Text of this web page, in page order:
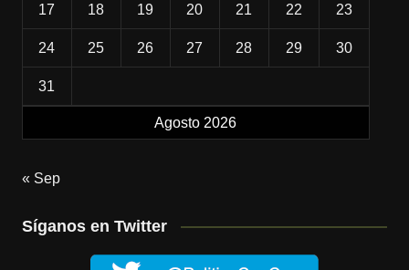
Agosto 2026
17 18 19 20 21 22 23
24 25 26 27 28 29 30
31
« Sep
Síganos en Twitter